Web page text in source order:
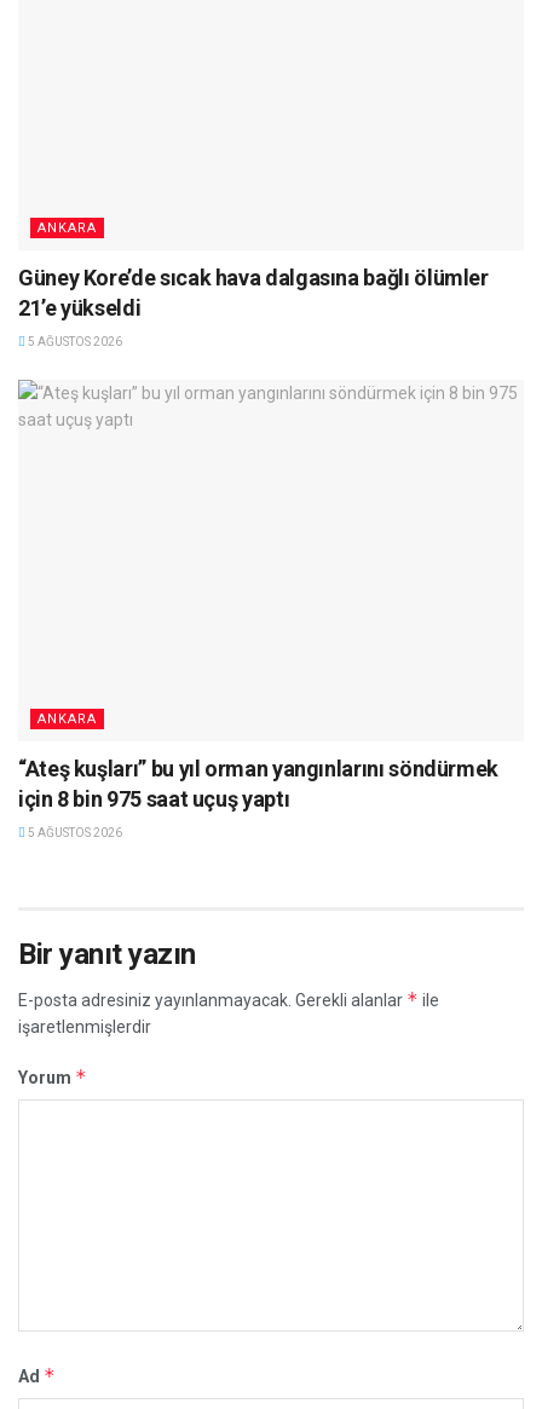
ANKARA
Güney Kore’de sıcak hava dalgasına bağlı ölümler
21’e yükseldi
5 AĞUSTOS 2026
ANKARA
“Ateş kuşları” bu yıl orman yangınlarını söndürmek
için 8 bin 975 saat uçuş yaptı
5 AĞUSTOS 2026
Bir yanıt yazın
E-posta adresiniz yayınlanmayacak. Gerekli alanlar * ile
işaretlenmişlerdir
Yorum *
Ad *